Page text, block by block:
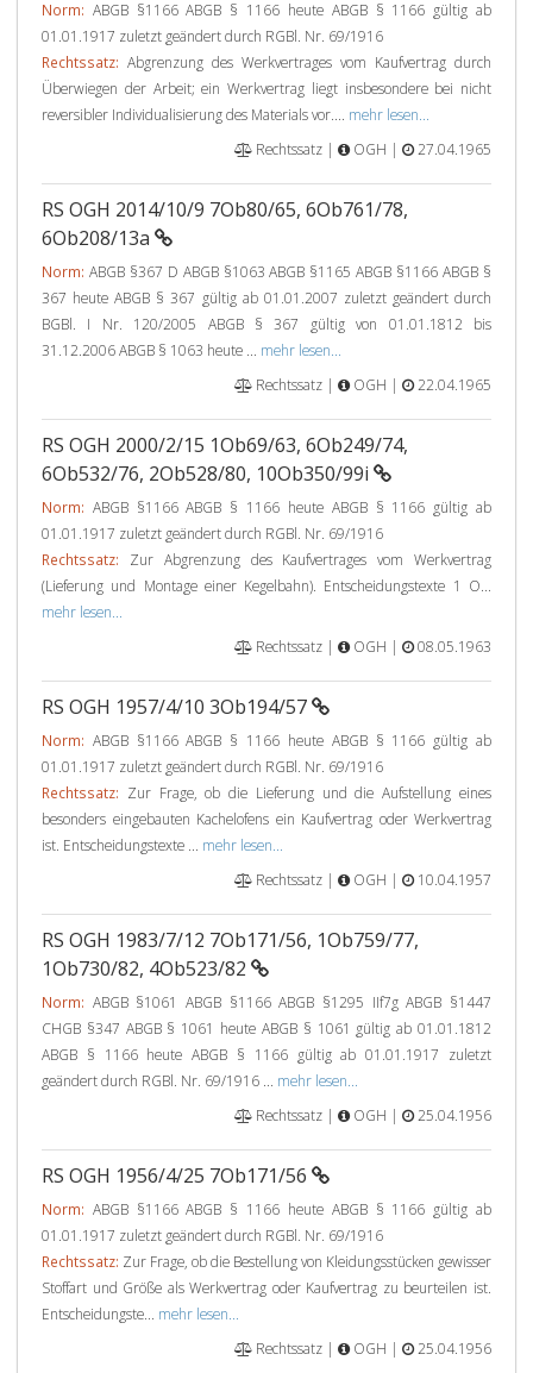
Norm: ABGB §1166 ABGB § 1166 heute ABGB § 1166 gültig ab
01.01.1917 zuletzt geändert durch RGBl. Nr. 69/1916
Rechtssatz: Abgrenzung des Werkvertrages vom Kaufvertrag durch
Überwiegen der Arbeit; ein Werkvertrag liegt insbesondere bei nicht
reversibler Individualisierung des Materials vor.... mehr lesen...
Rechtssatz |
OGH | 27.04.1965
RS OGH 2014/10/9 7Ob80/65, 6Ob761/78,
6Ob208/13a
Norm: ABGB §367 D ABGB §1063 ABGB §1165 ABGB §1166 ABGB §
367 heute ABGB § 367 gültig ab 01.01.2007 zuletzt geändert durch
BGBl. I Nr. 120/2005 ABGB § 367 gültig von 01.01.1812 bis
31.12.2006 ABGB § 1063 heute ... mehr lesen...
Rechtssatz |
OGH | 22.04.1965
RS OGH 2000/2/15 1Ob69/63, 6Ob249/74,
6Ob532/76, 2Ob528/80, 10Ob350/99i
Norm: ABGB §1166 ABGB § 1166 heute ABGB § 1166 gültig ab
01.01.1917 zuletzt geändert durch RGBl. Nr. 69/1916
Rechtssatz: Zur Abgrenzung des Kaufvertrages vom Werkvertrag
(Lieferung und Montage einer Kegelbahn). Entscheidungstexte 1 O...
mehr lesen...
Rechtssatz |
OGH | 08.05.1963
RS OGH 1957/4/10 3Ob194/57
Norm: ABGB §1166 ABGB § 1166 heute ABGB § 1166 gültig ab
01.01.1917 zuletzt geändert durch RGBl. Nr. 69/1916
Rechtssatz: Zur Frage, ob die Lieferung und die Aufstellung eines
besonders eingebauten Kachelofens ein Kaufvertrag oder Werkvertrag
ist. Entscheidungstexte ... mehr lesen...
Rechtssatz |
OGH | 10.04.1957
RS OGH 1983/7/12 7Ob171/56, 1Ob759/77,
1Ob730/82, 4Ob523/82
Norm: ABGB §1061 ABGB §1166 ABGB §1295 IIf7g ABGB §1447
CHGB §347 ABGB § 1061 heute ABGB § 1061 gültig ab 01.01.1812
ABGB § 1166 heute ABGB § 1166 gültig ab 01.01.1917 zuletzt
geändert durch RGBl. Nr. 69/1916 ... mehr lesen...
Rechtssatz |
OGH | 25.04.1956
RS OGH 1956/4/25 7Ob171/56
Norm: ABGB §1166 ABGB § 1166 heute ABGB § 1166 gültig ab
01.01.1917 zuletzt geändert durch RGBl. Nr. 69/1916
Rechtssatz: Zur Frage, ob die Bestellung von Kleidungsstücken gewisser
Stoffart und Größe als Werkvertrag oder Kaufvertrag zu beurteilen ist.
Entscheidungste... mehr lesen...
Rechtssatz |
OGH | 25.04.1956